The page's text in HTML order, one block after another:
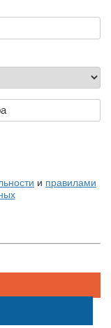
и правилами